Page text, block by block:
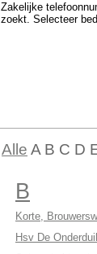
Zakelijke
zoekt. Selecteer
Alle A B C D
B
Korte,
Hsv De